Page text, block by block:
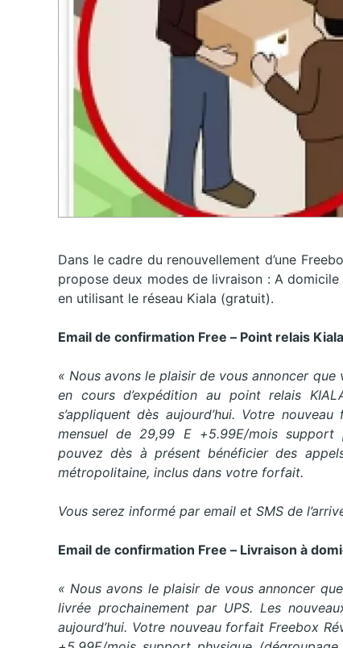
Dans le cadre du renouvellement d’une
propose deux modes de livraison : A
en utilisant le réseau Kiala (gratuit).
Email de confirmation Free – Point relais
« Nous avons le plaisir de vous annoncer
en cours d’expédition au point relais
s’appliquent dès aujourd’hui. Votre
mensuel de 29,99 E +5.99E/mois
pouvez dès à présent bénéficier des
métropolitaine, inclus dans votre forfait.
Vous serez informé par email et SMS de
Email de confirmation Free – Livraison à
« Nous avons le plaisir de vous annoncer
livrée prochainement par UPS. Les
aujourd’hui. Votre nouveau forfait Freebox